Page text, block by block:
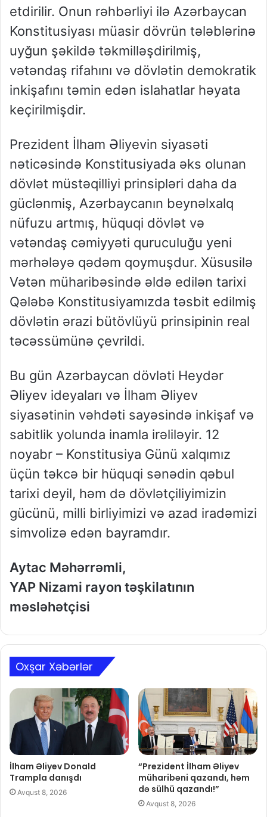
etdirilir. Onun rəhbərliyi ilə Azərbaycan
Konstitusiyası müasir dövrün tələblərinə
uyğun şəkildə təkmilləşdirilmiş,
vətəndaş rifahını və dövlətin demokratik
inkişafını təmin edən islahatlar həyata
keçirilmişdir.
Prezident İlham Əliyevin siyasəti
nəticəsində Konstitusiyada əks olunan
dövlət müstəqilliyi prinsipləri daha da
güclənmiş, Azərbaycanın beynəlxalq
nüfuzu artmış, hüquqi dövlət və
vətəndaş cəmiyyəti quruculuğu yeni
mərhələyə qədəm qoymuşdur. Xüsusilə
Vətən müharibəsində əldə edilən tarixi
Qələbə Konstitusiyamızda təsbit edilmiş
dövlətin ərazi bütövlüyü prinsipinin real
təcəssümünə çevrildi.
Bu gün Azərbaycan dövləti Heydər
Əliyev ideyaları və İlham Əliyev
siyasətinin vəhdəti sayəsində inkişaf və
sabitlik yolunda inamla irəliləyir. 12
noyabr – Konstitusiya Günü xalqımız
üçün təkcə bir hüquqi sənədin qəbul
tarixi deyil, həm də dövlətçiliyimizin
gücünü, milli birliyimizi və azad iradəmizi
simvolizə edən bayramdır.
Aytac Məhərrəmli,
YAP Nizami rayon təşkilatının
məsləhətçisi
Oxşar Xəbərlər
İlham Əliyev Donald
Trampla danışdı
Avqust 8, 2026
“Prezident İlham Əliyev
müharibəni qazandı, həm
də sülhü qazandı!”
Avqust 8, 2026